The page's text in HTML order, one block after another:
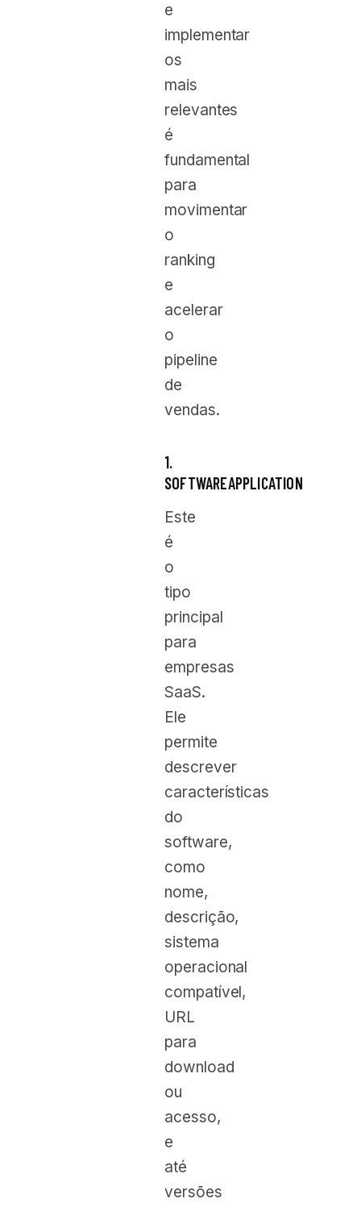
e
implementar
os
mais
relevantes
é
fundamental
para
movimentar
o
ranking
e
acelerar
o
pipeline
de
vendas.
1.
SOFTWAREAPPLICATION
Este
é
o
tipo
principal
para
empresas
SaaS.
Ele
permite
descrever
características
do
software,
como
nome,
descrição,
sistema
operacional
compatível,
URL
para
download
ou
acesso,
e
até
versões